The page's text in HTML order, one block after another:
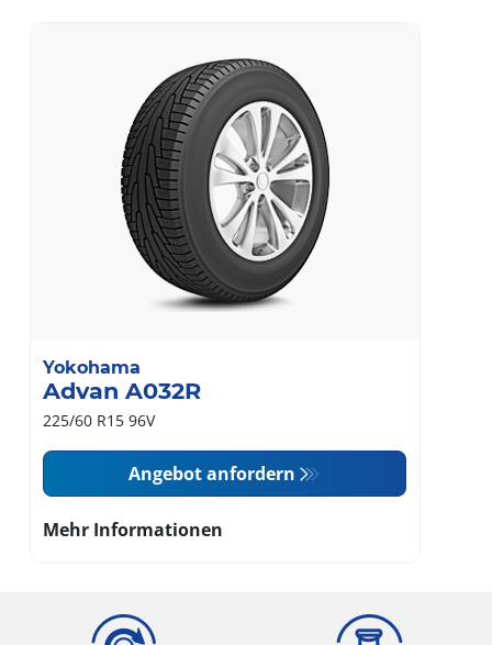
Yokohama
Advan A032R
225/60 R15 96V
Angebot anfordern
Mehr Informationen